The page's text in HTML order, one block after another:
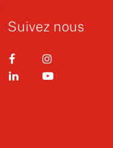
Suivez nous